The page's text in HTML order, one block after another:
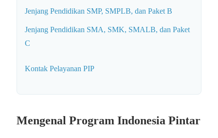
Jenjang Pendidikan SMP, SMPLB, dan Paket B
Jenjang Pendidikan SMA, SMK, SMALB, dan Paket
C
Kontak Pelayanan PIP
Mengenal Program Indonesia Pintar